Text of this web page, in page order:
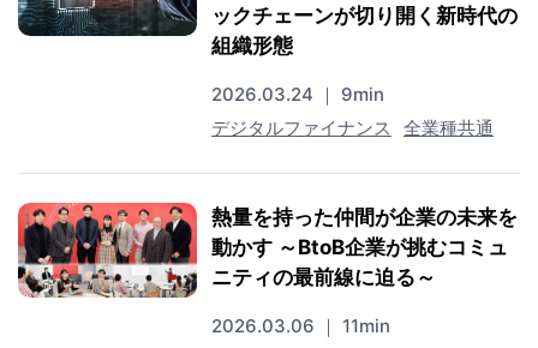
ックチェーンが切り開く新時代の
組織形態
2026.03.24 ｜ 9min
デジタルファイナンス
全業種共通
熱量を持った仲間が企業の未来を
動かす ～BtoB企業が挑むコミュ
ニティの最前線に迫る～
2026.03.06 ｜ 11min